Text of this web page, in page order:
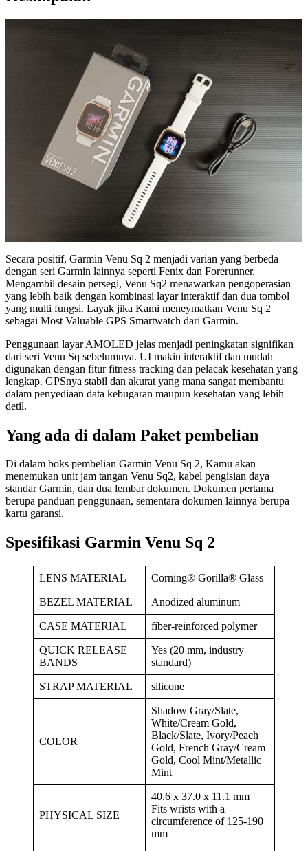
Secara positif, Garmin Venu Sq 2 menjadi varian yang berbeda
dengan seri Garmin lainnya seperti Fenix dan Forerunner.
Mengambil desain persegi, Venu Sq2 menawarkan pengoperasian
yang lebih baik dengan kombinasi layar interaktif dan dua tombol
yang multi fungsi. Layak jika Kami meneymatkan Venu Sq 2
sebagai Most Valuable GPS Smartwatch dari Garmin.
Penggunaan layar AMOLED jelas menjadi peningkatan signifikan
dari seri Venu Sq sebelumnya. UI makin interaktif dan mudah
digunakan dengan fitur fitness tracking dan pelacak kesehatan yang
lengkap. GPSnya stabil dan akurat yang mana sangat membantu
dalam penyediaan data kebugaran maupun kesehatan yang lebih
detil.
Yang ada di dalam Paket pembelian
Di dalam boks pembelian Garmin Venu Sq 2, Kamu akan
menemukan unit jam tangan Venu Sq2, kabel pengisian daya
standar Garmin, dan dua lembar dokumen. Dokumen pertama
berupa panduan penggunaan, sementara dokumen lainnya berupa
kartu garansi.
Spesifikasi Garmin Venu Sq 2
LENS MATERIAL Corning® Gorilla® Glass
BEZEL MATERIAL Anodized aluminum
CASE MATERIAL fiber-reinforced polymer
QUICK RELEASE
BANDS
Yes (20 mm, industry
standard)
STRAP MATERIAL silicone
COLOR
Shadow Gray/Slate,
White/Cream Gold,
Black/Slate, Ivory/Peach
Gold, French Gray/Cream
Gold, Cool Mint/Metallic
Mint
PHYSICAL SIZE
40.6 x 37.0 x 11.1 mm
Fits wrists with a
circumference of 125-190
mm